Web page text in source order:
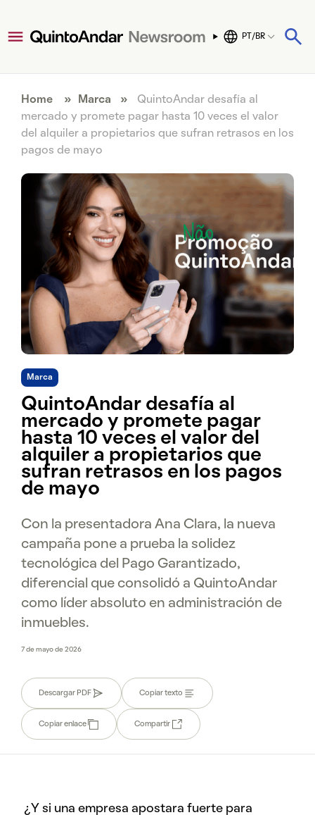
PT/BR
Home » Marca »
QuintoAndar desafía al
mercado y promete pagar hasta 10 veces el valor
del alquiler a propietarios que sufran retrasos en los
pagos de mayo
Marca
QuintoAndar desafía al
mercado y promete pagar
hasta 10 veces el valor del
alquiler a propietarios que
sufran retrasos en los pagos
de mayo
Con la presentadora Ana Clara, la nueva
campaña pone a prueba la solidez
tecnológica del Pago Garantizado,
diferencial que consolidó a QuintoAndar
como líder absoluto en administración de
inmuebles.
7 de mayo de 2026
Descargar PDF Copiar texto
Copiar enlace Compartir
¿Y si una empresa apostara fuerte para